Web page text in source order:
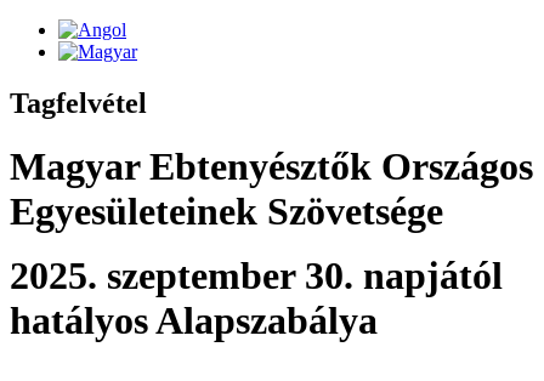
Tagfelvétel
Magyar Ebtenyésztők Országos
Egyesületeinek Szövetsége
2025. szeptember 30. napjától
hatályos Alapszabálya